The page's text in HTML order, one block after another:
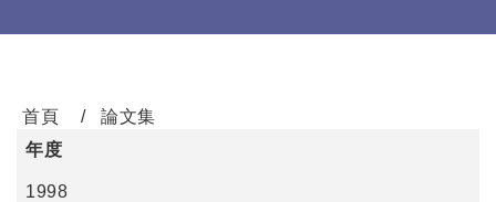
首頁
論文集
年度
1998